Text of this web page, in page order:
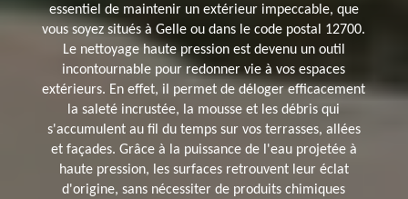
essentiel de maintenir un extérieur impeccable, que
vous soyez situés à Gelle ou dans le code postal 12700.
Le nettoyage haute pression est devenu un outil
incontournable pour redonner vie à vos espaces
extérieurs. En effet, il permet de déloger efficacement
la saleté incrustée, la mousse et les débris qui
s'accumulent au fil du temps sur vos terrasses, allées
et façades. Grâce à la puissance de l'eau projetée à
haute pression, les surfaces retrouvent leur éclat
d'origine, sans nécessiter de produits chimiques